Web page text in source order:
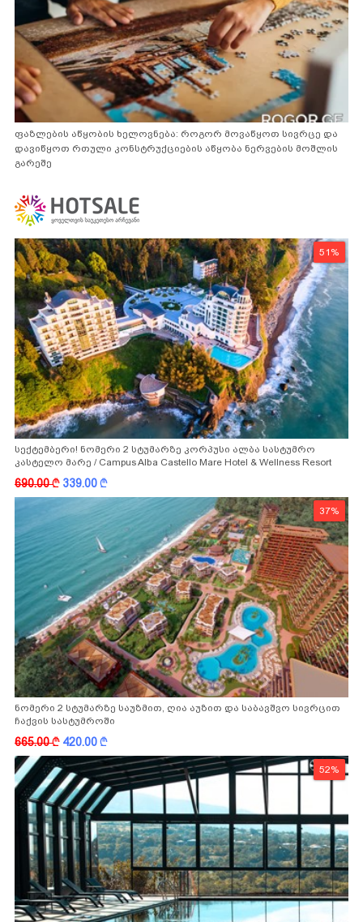
ფაზლების აწყობის ხელოვნება: როგორ მოვაწყოთ სივრცე და
დავიწყოთ რთული კონსტრუქციების აწყობა ნერვების მოშლის
გარეშე
51%
სექტემბერი! ნომერი 2 სტუმარზე კორპუსი ალბა სასტუმრო
კასტელო მარე / Campus Alba Castello Mare Hotel & Wellness Resort
690.00k 339.00k
37%
ნომერი 2 სტუმარზე საუზმით, ღია აუზით და საბავშვო სივრცით
ჩაქვის სასტუმროში
665.00k 420.00k
52%